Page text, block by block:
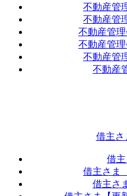
不動産管
不動産管
不動産管理
不動産管理
不動産管
不動産
借主さ
借主
借主さま
借主さ